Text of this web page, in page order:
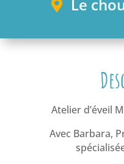
Le
Atelier d’éveil
Avec Barbara,